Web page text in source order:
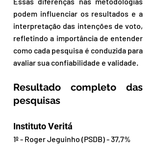
podem influenciar os resultados e a
interpretação das intenções de voto,
refletindo a importância de entender
como cada pesquisa é conduzida para
avaliar sua confiabilidade e validade.
Resultado completo das
pesquisas
Instituto Veritá
1º - Roger Jeguinho (PSDB) - 37,7%